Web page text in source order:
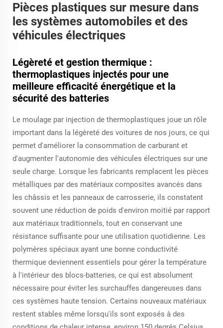
Pièces plastiques sur mesure dans
les systèmes automobiles et des
véhicules électriques
Légèreté et gestion thermique :
thermoplastiques injectés pour une
meilleure efficacité énergétique et la
sécurité des batteries
Le moulage par injection de thermoplastiques joue un rôle
important dans la légèreté des voitures de nos jours, ce qui
permet d'améliorer la consommation de carburant et
d'augmenter l'autonomie des véhicules électriques sur une
seule charge. Lorsque les fabricants remplacent les pièces
métalliques par des matériaux composites avancés dans
les châssis et les panneaux de carrosserie, ils constatent
souvent une réduction de poids d'environ moitié par rapport
aux matériaux traditionnels, tout en conservant une
résistance suffisante pour une utilisation quotidienne. Les
polymères spéciaux ayant une bonne conductivité
thermique deviennent essentiels pour gérer la température
à l'intérieur des blocs-batteries, ce qui est absolument
nécessaire pour éviter les surchauffes dangereuses dans
ces systèmes haute tension. Certains nouveaux matériaux
restent stables même lorsqu'ils sont exposés à des